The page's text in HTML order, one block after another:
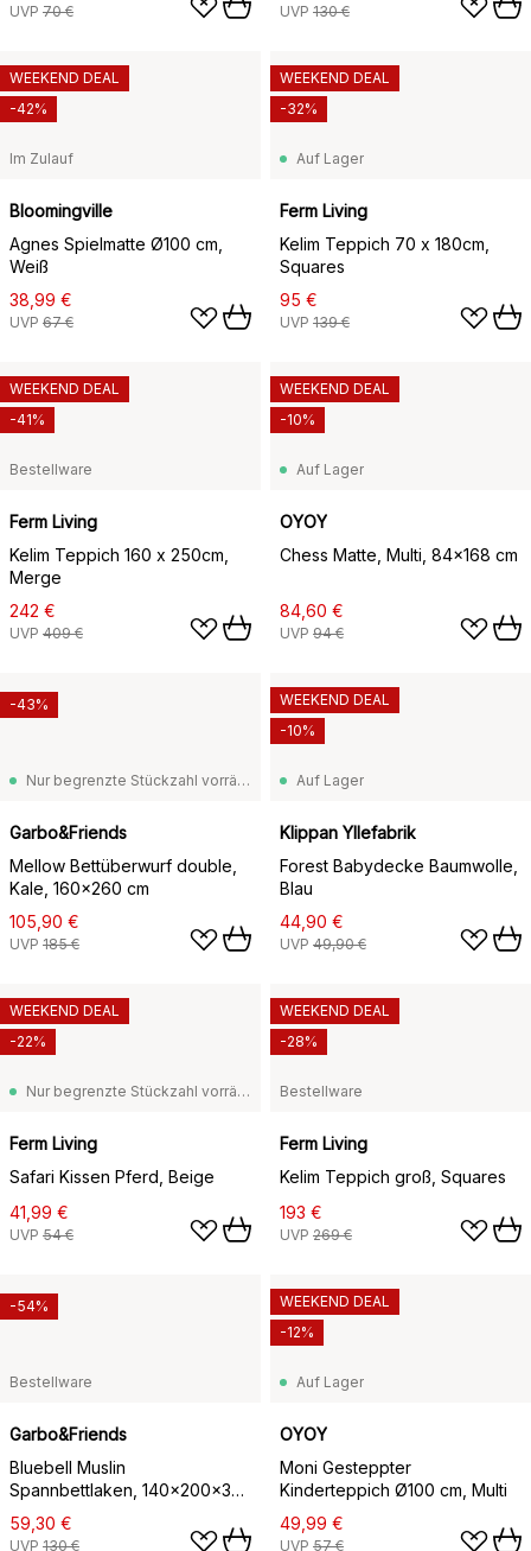
UVP 70 € UVP 130 €
Im Zulauf
Bloomingville
Agnes Spielmatte Ø100 cm,
Weiß
38,99 €
UVP 67 €
WEEKEND DEAL
-42%
Auf Lager
Ferm Living
Kelim Teppich 70 x 180cm,
Squares
95 €
UVP 139 €
WEEKEND DEAL
-32%
Bestellware
Ferm Living
Kelim Teppich 160 x 250cm,
Merge
242 €
UVP 409 €
WEEKEND DEAL
-41%
Auf Lager
OYOY
Chess Matte, Multi, 84x168 cm
84,60 €
UVP 94 €
WEEKEND DEAL
-10%
Nur begrenzte Stückzahl vorrätig
Garbo&Friends
Mellow Bettüberwurf double,
Kale, 160x260 cm
105,90 €
UVP 185 €
-43%
Auf Lager
Klippan Yllefabrik
Forest Babydecke Baumwolle,
Blau
44,90 €
UVP 49,90 €
WEEKEND DEAL
-10%
Nur begrenzte Stückzahl vorrätig
Ferm Living
Safari Kissen Pferd, Beige
41,99 €
UVP 54 €
WEEKEND DEAL
-22%
Bestellware
Ferm Living
Kelim Teppich groß, Squares
193 €
UVP 269 €
WEEKEND DEAL
-28%
Bestellware
Garbo&Friends
Bluebell Muslin
Spannbettlaken, 140x200x30
cm
59,30 €
UVP 130 €
-54%
Auf Lager
OYOY
Moni Gesteppter
Kinderteppich Ø100 cm, Multi
49,99 €
UVP 57 €
WEEKEND DEAL
-12%